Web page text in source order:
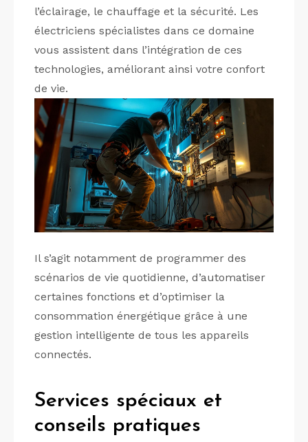
l’éclairage, le chauffage et la sécurité. Les
électriciens spécialistes dans ce domaine
vous assistent dans l’intégration de ces
technologies, améliorant ainsi votre confort
de vie.
Il s’agit notamment de programmer des
scénarios de vie quotidienne, d’automatiser
certaines fonctions et d’optimiser la
consommation énergétique grâce à une
gestion intelligente de tous les appareils
connectés.
Services spéciaux et
conseils pratiques